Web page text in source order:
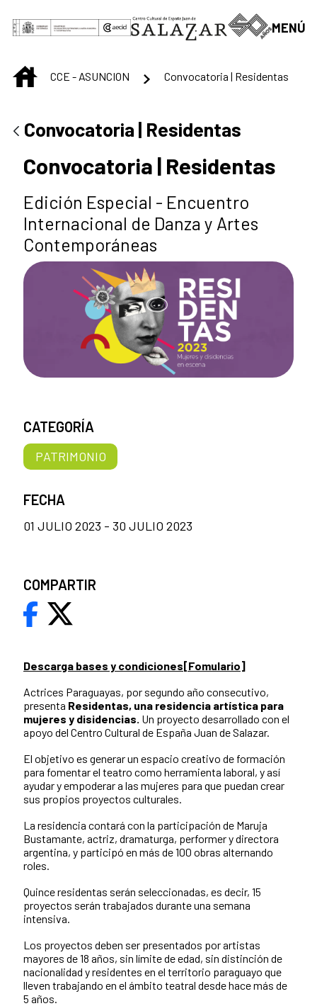
Saltar al contenido principal
MENÚ
INICIOCCE - ASUNCION Convocatoria | Residentas
Convocatoria | Residentas
Convocatoria | Residentas
Edición Especial - Encuentro
Internacional de Danza y Artes
Contemporáneas
Descarga bases y condiciones[Fomulario]
Actrices Paraguayas, por segundo año consecutivo,
presenta Residentas, una residencia artística para
mujeres y disidencias. Un proyecto desarrollado con el
apoyo del Centro Cultural de España Juan de Salazar.
El objetivo es generar un espacio creativo de formación
para fomentar el teatro como herramienta laboral, y así
ayudar y empoderar a las mujeres para que puedan crear
sus propios proyectos culturales.
La residencia contará con la participación de Maruja
Bustamante, actriz, dramaturga, performer y directora
argentina, y participó en más de 100 obras alternando
roles.
Quince residentas serán seleccionadas, es decir, 15
proyectos serán trabajados durante una semana
intensiva.
Los proyectos deben ser presentados por artistas
mayores de 18 años, sin límite de edad, sin distinción de
nacionalidad y residentes en el territorio paraguayo que
lleven trabajando en el ámbito teatral desde hace más de
5 años.
CATEGORÍA
PATRIMONIO
FECHA
01 JULIO 2023 - 30 JULIO 2023
COMPARTIR